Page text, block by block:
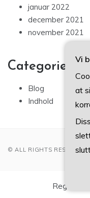
januar 2022
december 2021
november 2021
Categories
Blog
Indhold
© ALL RIGHTS RESERVED
Vi
at